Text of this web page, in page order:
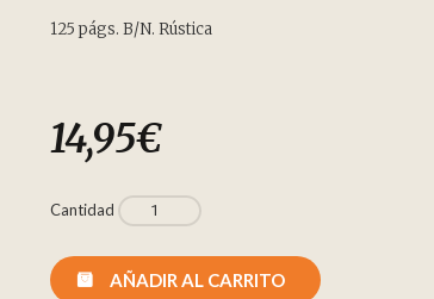
125 págs. B/N. Rústica
14,95€
Cantidad
AÑADIR AL CARRITO